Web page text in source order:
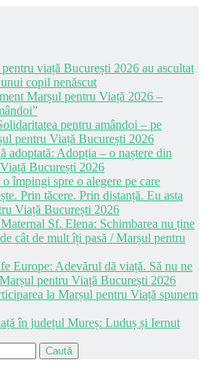
viață București 2026 au ascultat
copil nenăscut
Marșul pentru Viață 2026 –
pentru amândoi – pe
pentru Viață București 2026
adoptată: Adopția – o naștere din
București 2026
împingi spre o alegere pe care
Prin tăcere. Prin distanță. Eu asta
Viață București 2026
Sf. Elena: Schimbarea nu ține
cât de mult îți pasă / Marșul pentru
Europe: Adevărul dă viață. Să nu ne
pentru Viață București 2026
la Marșul pentru Viață spunem
în județul Mureș: Luduș și Iernut
Caută